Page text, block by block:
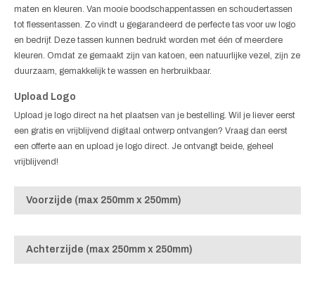
maten en kleuren. Van mooie boodschappentassen en schoudertassen
tot flessentassen. Zo vindt u gegarandeerd de perfecte tas voor uw logo
en bedrijf. Deze tassen kunnen bedrukt worden met één of meerdere
kleuren. Omdat ze gemaakt zijn van katoen, een natuurlijke vezel, zijn ze
duurzaam, gemakkelijk te wassen en herbruikbaar.
Upload Logo
Upload je logo direct na het plaatsen van je bestelling. Wil je liever eerst
een gratis en vrijblijvend digitaal ontwerp ontvangen? Vraag dan eerst
een offerte aan en upload je logo direct. Je ontvangt beide, geheel
vrijblijvend!
Voorzijde (max 250mm x 250mm)
Achterzijde (max 250mm x 250mm)